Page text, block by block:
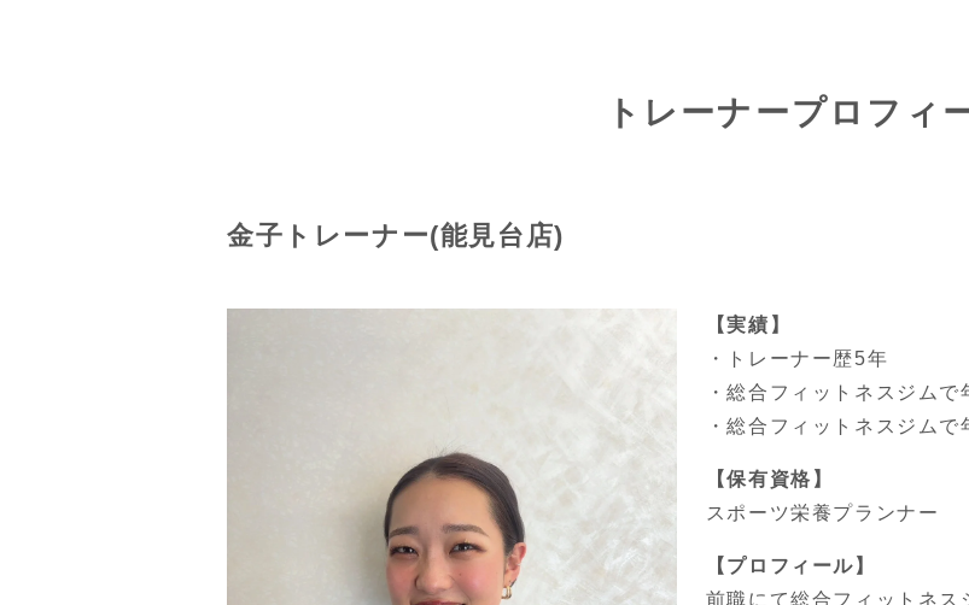
トレーナープロフィ
金子トレーナー(能見台店)
【実績】
・トレーナー歴5年
・総合フィットネスジム
・総合フィットネスジム
【保有資格】
スポーツ栄養プランナー
【プロフィール】
前職にて総合フィットネ